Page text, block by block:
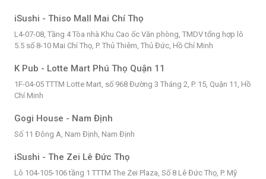
iSushi - Thiso Mall Mai Chí Thọ
L4-07-08, Tầng 4 Tòa nhà Khu Cao ốc Văn phòng, TMDV tổng hợp lô
5.5 số 8-10 Mai Chí Thọ, P. Thủ Thiêm, Thủ Đức, Hồ Chí Minh
K Pub - Lotte Mart Phú Thọ Quận 11
1F-04-05 TTTM Lotte Mart, số 968 Đường 3 Tháng 2, P. 15, Quận 11, Hồ
Chí Minh
Gogi House - Nam Định
Số 11 Đông A, Nam Định, Nam Định
iSushi - The Zei Lê Đức Thọ
Lô 104-105-106 tầng 1 TTTM The Zei Plaza, Số 8 Lê Đức Thọ, P. Mỹ